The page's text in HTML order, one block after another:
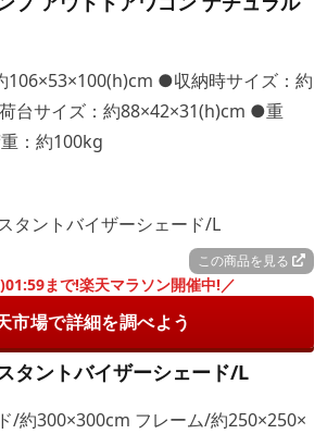
106×53×100(h)cm ●収納時サイズ：約
台サイズ：約88×42×31(h)cm ●重
：約100kg
この商品を見る
まで!楽天マラソン開催中!／
市場で詳細を調べよう
タントバイザーシェード/L
/約300×300cm フレーム/約250×250×